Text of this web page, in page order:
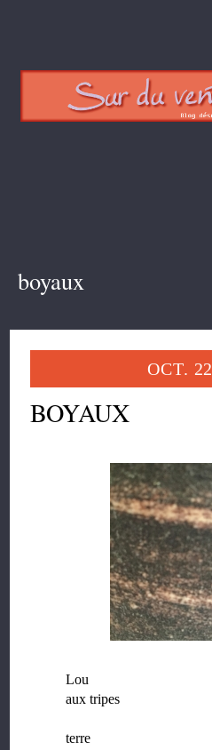
boyaux
OCT. 22
BOYAUX
Lou
aux tripes
terre